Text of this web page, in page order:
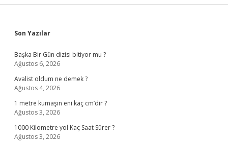
Sidebar
Son Yazılar
Başka Bir Gün dizisi bitiyor mu ?
Ağustos 6, 2026
Avalist oldum ne demek ?
Ağustos 4, 2026
1 metre kumaşın eni kaç cm’dir ?
Ağustos 3, 2026
1000 Kilometre yol Kaç Saat Sürer ?
Ağustos 3, 2026